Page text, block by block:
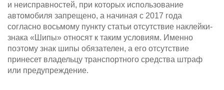
и неисправностей, при которых использование
автомобиля запрещено, а начиная с 2017 года
согласно восьмому пункту статьи отсутствие наклейки-
знака «Шипы» относят к таким условиям. Именно
поэтому знак шипы обязателен, а его отсутствие
принесет владельцу транспортного средства штраф
или предупреждение.